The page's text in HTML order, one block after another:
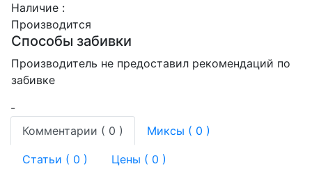
Наличие :
Производится
Способы забивки
Производитель не предоставил рекомендаций по
забивке
-
Комментарии ( 0 ) Миксы ( 0 )
Статьи ( 0 ) Цены ( 0 )